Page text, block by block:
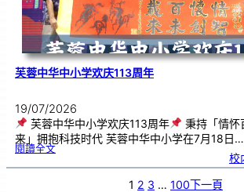
芙蓉中华中小学欢庆113周年
19/07/2026
芙蓉中华中小学欢庆113周年
秉持「情怀
来」拥抱科技时代 芙蓉中华中小学在7月18日…
閱讀全文:芙
华
校
1 2 3 … 100下一頁